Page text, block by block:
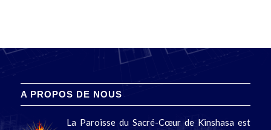
A PROPOS DE NOUS
La Paroisse du Sacré-Cœur de Kinshasa est